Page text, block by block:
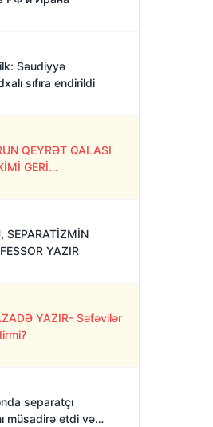
Səudiyyə
sıfıra endirildi
QEYRƏT QALASI
GERİ
SEPARATİZMİN
YAZIR
YAZIR- Səfəvilər
separatçı
müsadirə etdi və…